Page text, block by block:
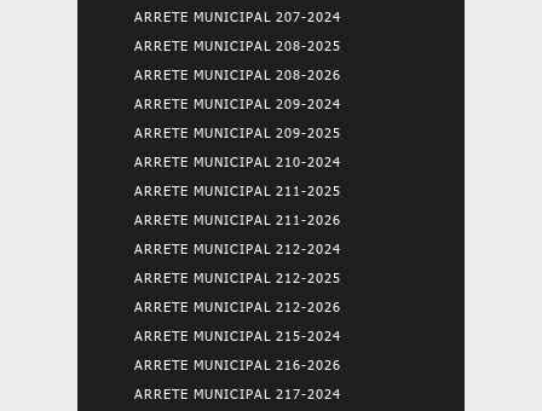
ARRETE MUNICIPAL 207-2024
ARRETE MUNICIPAL 208-2025
ARRETE MUNICIPAL 208-2026
ARRETE MUNICIPAL 209-2024
ARRETE MUNICIPAL 209-2025
ARRETE MUNICIPAL 210-2024
ARRETE MUNICIPAL 211-2025
ARRETE MUNICIPAL 211-2026
ARRETE MUNICIPAL 212-2024
ARRETE MUNICIPAL 212-2025
ARRETE MUNICIPAL 212-2026
ARRETE MUNICIPAL 215-2024
ARRETE MUNICIPAL 216-2026
ARRETE MUNICIPAL 217-2024